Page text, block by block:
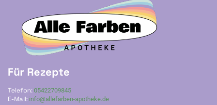
Für Rezepte
Telefon: 05422709845
E-Mail: info@allefarben-apotheke.de